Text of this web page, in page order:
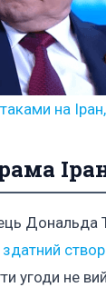
на
Дональда
здатний
угоди не